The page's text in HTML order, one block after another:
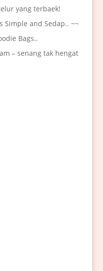
yang terbaek!
Simple and Sedap.. ~~
Bags..
– senang tak hengat